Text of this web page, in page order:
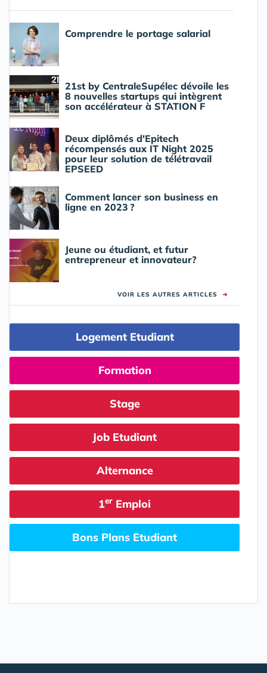
Comprendre le portage salarial
21st by CentraleSupélec dévoile les
8 nouvelles startups qui intègrent
son accélérateur à STATION F
Deux diplômés d'Epitech
récompensés aux IT Night 2025
pour leur solution de télétravail
EPSEED
Comment lancer son business en
ligne en 2023 ?
Jeune ou étudiant, et futur
entrepreneur et innovateur?
VOIR LES AUTRES ARTICLES ➜
Logement Etudiant
Formation
Stage
Job Etudiant
Alternance
1er Emploi
Bons Plans Etudiant